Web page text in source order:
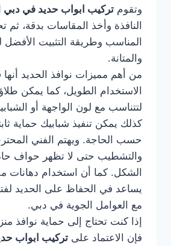
وتقوم تركيب ابواب حديد في دبي
النافذة وأخذ المقاسات بدقة، ثم
المناسب وطريقة التثبيت الأفضل
والمتانة.
من أهم مميزات نوافذ الحديد
الاستخدام الطويل، كما يمكن
لتتناسب مع لون الواجهة أو
كذلك يمكن تنفيذ شبابيك حماية
حسب الحاجة. ويهتم الفني
والتشطيب حتى لا تظهر حواف
الشكل. كما أن استخدام دهانات
يساعد في الحفاظ على الحديد
مع العوامل الجوية في دبي.
إذا كنت تحتاج إلى حماية نوافذ
فإن الاعتماد على تركيب ابواب